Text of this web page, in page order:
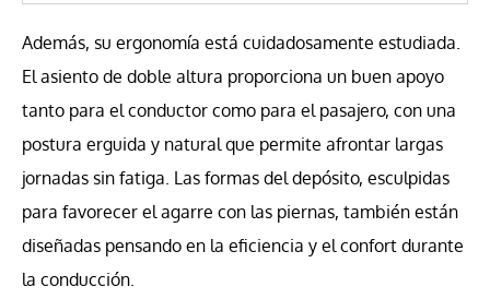
Además, su ergonomía está cuidadosamente estudiada.
El asiento de doble altura proporciona un buen apoyo
tanto para el conductor como para el pasajero, con una
postura erguida y natural que permite afrontar largas
jornadas sin fatiga. Las formas del depósito, esculpidas
para favorecer el agarre con las piernas, también están
diseñadas pensando en la eficiencia y el confort durante
la conducción.